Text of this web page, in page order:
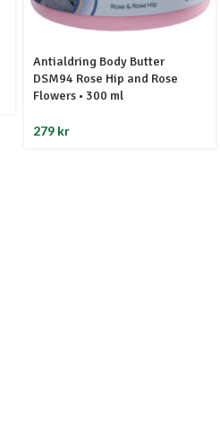
Antialdring Body Butter
DSM94 Rose Hip and Rose
Flowers • 300 ml
279 kr